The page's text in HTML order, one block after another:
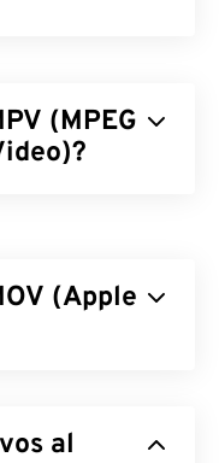
(MPEG
distintiva es
(Apple
virtual (RV) .
al